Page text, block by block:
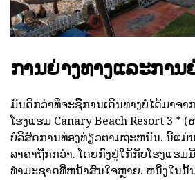
ການຍ່າງທາງແລະການ
ມັນດີກວ່າທີ່ຈະຊື້ການເດີນທາງບໍ່ໄດ້ມາຈ
ໂຮງແຮມ Canary Beach Resort 3 *
ບໍລິສັດການທ່ອງທ່ຽວຕາມຖະຫນົນ. ນີ້ແມ່
ລາຄາຖືກກວ່າ. ໂດຍກົງຢູ່ໃກ້ກັບໂຮງແຮມ
ທໍາມະຊາດທີ່ຫນ້າສົນໃຈຫຼາຍ. ຫນຶ່ງໃນນັ້